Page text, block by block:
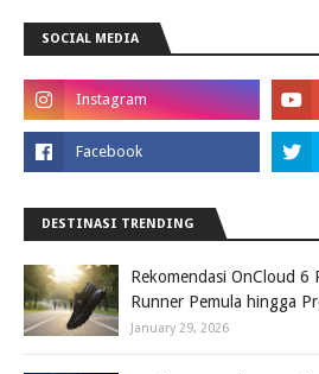
SOCIAL MEDIA
DESTINASI TRENDING
Rekomendasi OnCloud 6
Runner Pemula hingga
January 29, 2026